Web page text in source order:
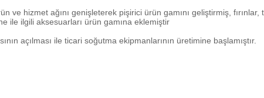
ve hizmet ağını genişleterek pişirici ürün gamını geliştirmiş,
ile ilgili aksesuarları ürün gamına eklemiştir
açılması ile ticari soğutma ekipmanlarının üretimine başlamıştır.